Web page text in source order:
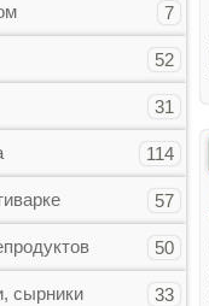
7
52
31
114
57
50
сырники 33